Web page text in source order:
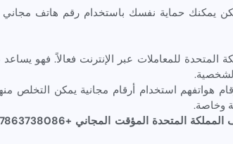
يمكنك حماية نفسك باستخدام رقم هاتف
المتحدة للمعاملات عبر الإنترنت فعالاً. فهو
هواتفهم استخدام أرقام مجانية يمكن التخلص
وخاصة.
المتحدة المؤقت المجاني +447863738086